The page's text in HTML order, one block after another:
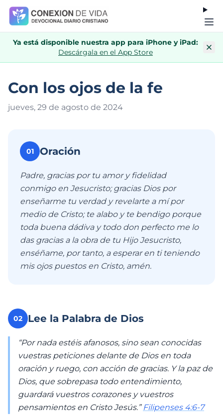
Ya está disponible nuestra app para iPhone y iPad:
Descárgala en el App Store
Con los ojos de la fe
jueves, 29 de agosto de 2024
01 Oración
Padre, gracias por tu amor y fidelidad
conmigo en Jesucristo; gracias Dios por
enseñarme tu verdad y revelarte a mí por
medio de Cristo; te alabo y te bendigo porque
toda buena dádiva y todo don perfecto me lo
das gracias a la obra de tu Hijo Jesucristo,
enséñame, por tanto, a esperar en ti teniendo
mis ojos puestos en Cristo, amén.
02 Lee la Palabra de Dios
“Por nada estéis afanosos, sino sean conocidas
vuestras peticiones delante de Dios en toda
oración y ruego, con acción de gracias. Y la paz de
Dios, que sobrepasa todo entendimiento,
guardará vuestros corazones y vuestros
pensamientos en Cristo Jesús.” Filipenses 4:6-7